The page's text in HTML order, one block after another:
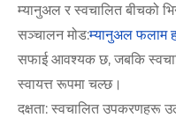
म्यानुअल र स्वचालित बीचको
सञ्चालन मोड:म्यानुअल फलाम
सफाई आवश्यक छ, जबकि
स्वायत्त रूपमा चल्छ।
दक्षता: स्वचालित उपकरणहरू